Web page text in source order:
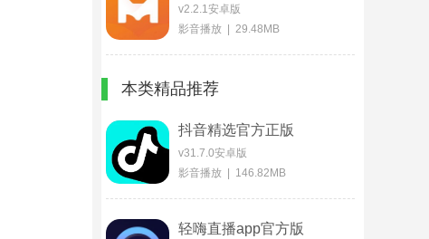
v2.2.1安卓版
影音播放 | 29.48MB
本类精品推荐
抖音精选官方正版
v31.7.0安卓版
影音播放 | 146.82MB
轻嗨直播app官方版